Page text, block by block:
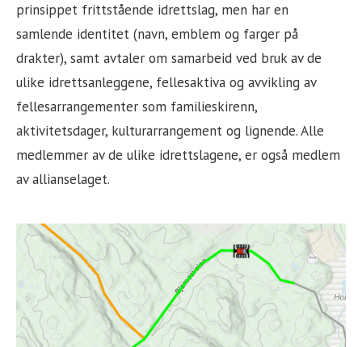
prinsippet frittstående idrettslag, men har en
samlende identitet (navn, emblem og farger på
drakter), samt avtaler om samarbeid ved bruk av de
ulike idrettsanleggene, fellesaktiva og avvikling av
fellesarrangementer som familieskirenn,
aktivitetsdager, kulturarrangement og lignende. Alle
medlemmer av de ulike idrettslagene, er også medlem
av allianselaget.
Sidebar
Widget
Area